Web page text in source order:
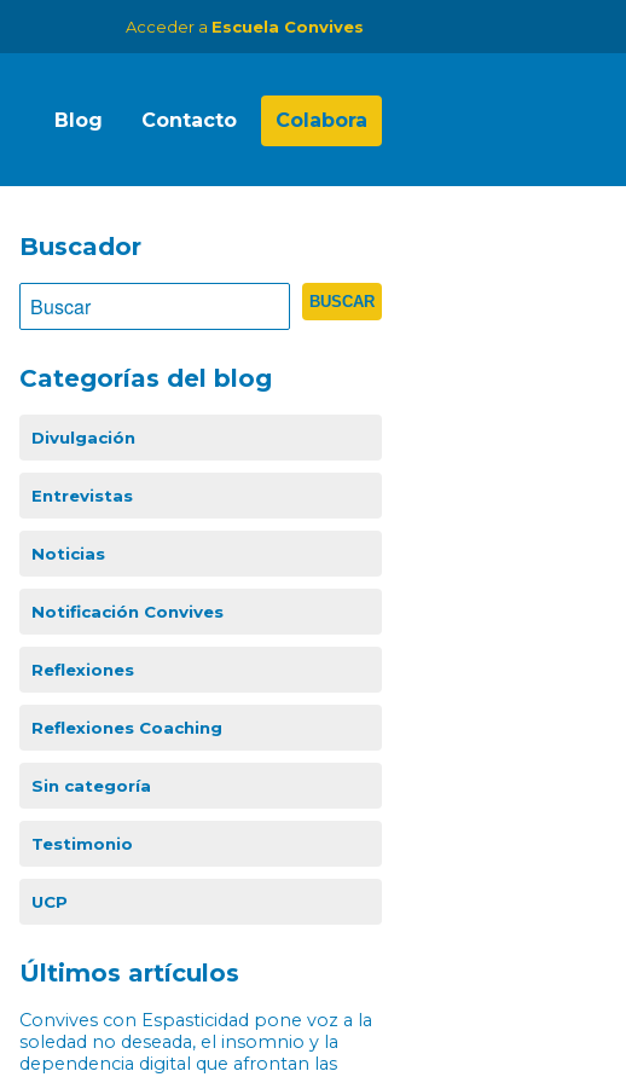
Acceder a Escuela Convives
Blog Contacto Colabora
Buscador
Categorías del blog
Divulgación
Entrevistas
Noticias
Notificación Convives
Reflexiones
Reflexiones Coaching
Sin categoría
Testimonio
UCP
Últimos artículos
Convives con Espasticidad pone voz a la
soledad no deseada, el insomnio y la
dependencia digital que afrontan las